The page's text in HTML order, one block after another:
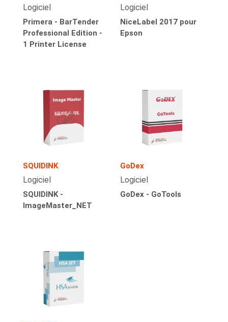
Logiciel
Primera - BarTender
Professional Edition -
1 Printer License
Logiciel
NiceLabel 2017 pour
Epson
SQUIDINK
Logiciel
SQUIDINK -
ImageMaster_NET
GoDex
Logiciel
GoDex - GoTools